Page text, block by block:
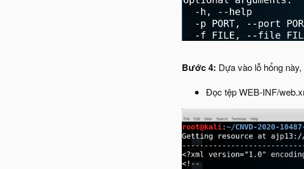
Bước 4: Dựa vào lỗ hổng
Đọc tệp WEB-INF/